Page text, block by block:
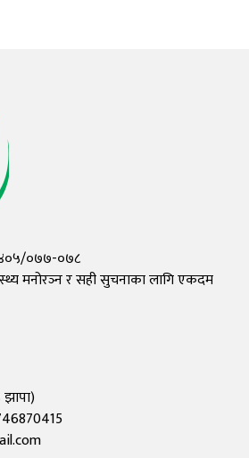
०७७-०७८
मनोरञ्न र सही सुचनाका लागि एकदम